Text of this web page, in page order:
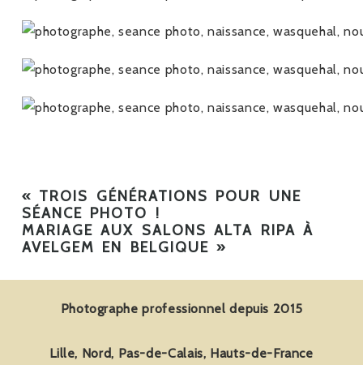
« TROIS GÉNÉRATIONS POUR UNE
SÉANCE PHOTO !
MARIAGE AUX SALONS ALTA RIPA À
AVELGEM EN BELGIQUE »
Photographe professionnel depuis 2015
Lille, Nord, Pas-de-Calais, Hauts-de-France